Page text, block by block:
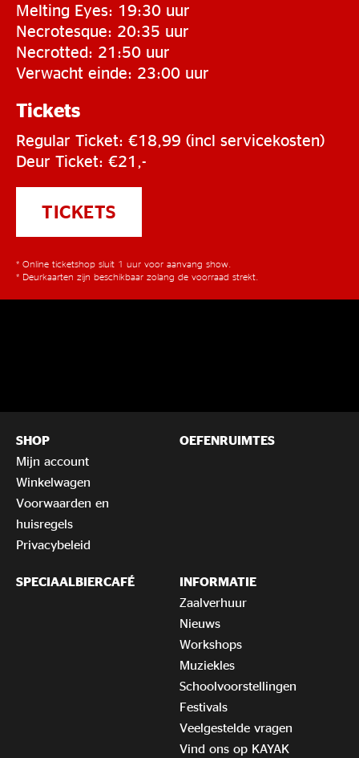
Melting Eyes: 19:30 uur
Necrotesque: 20:35 uur
Necrotted: 21:50 uur
Verwacht einde: 23:00 uur
Tickets
Regular Ticket: €18,99 (incl servicekosten)
Deur Ticket: €21,-
TICKETS
* Online ticketshop sluit 1 uur voor aanvang show.
* Deurkaarten zijn beschikbaar zolang de voorraad strekt.
SHOP
Mijn account
Winkelwagen
Voorwaarden en
huisregels
Privacybeleid
OEFENRUIMTES
SPECIAALBIERCAFÉ
INFORMATIE
Zaalverhuur
Nieuws
Workshops
Muziekles
Schoolvoorstellingen
Festivals
Veelgestelde vragen
Vind ons op KAYAK